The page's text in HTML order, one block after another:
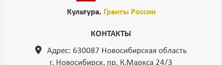
Культура. Гранты России
КОНТАКТЫ
Адрес: 630087 Новосибирская область
г. Новосибирск, пр. К.Маркса 24/3